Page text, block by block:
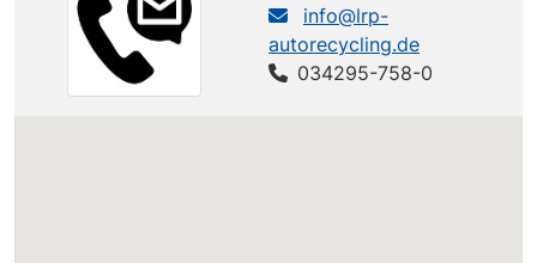
info@lrp-
autorecycling.de
034295-758-0